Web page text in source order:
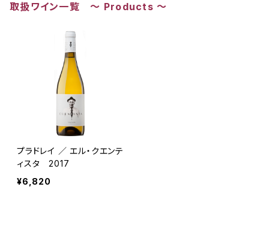
取扱ワイン一覧 ～ Products ～
プラドレイ ／ エル・クエンテ
ィスタ 2017
¥6,820